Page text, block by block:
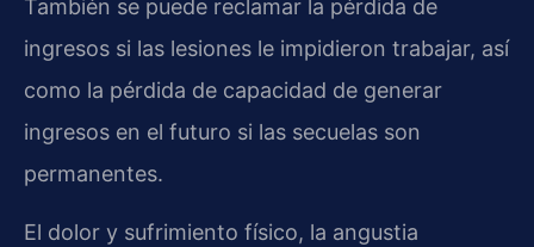
También se puede reclamar la pérdida de
ingresos si las lesiones le impidieron trabajar, así
como la pérdida de capacidad de generar
ingresos en el futuro si las secuelas son
permanentes.
El dolor y sufrimiento físico, la angustia